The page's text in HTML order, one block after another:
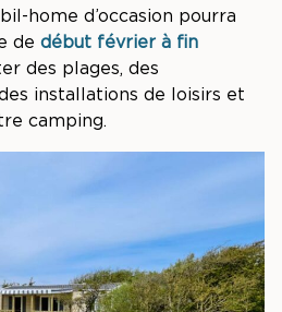
home d’occasion pourra
de début février à fin
des plages, des
installations de loisirs et
camping.